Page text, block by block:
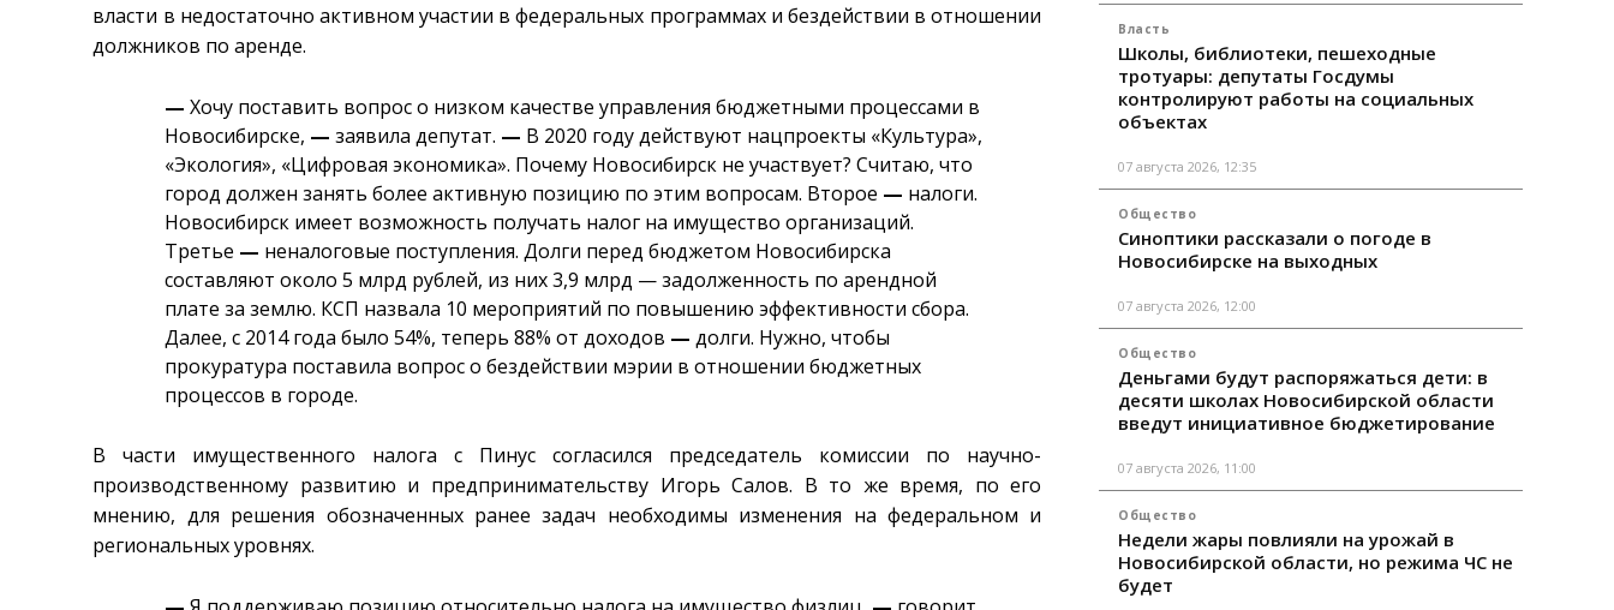
власти в недостаточно активном участии в федеральных программах и бездействии в отношении
должников по аренде.
— Хочу поставить вопрос о низком качестве управления бюджетными процессами в
Новосибирске, — заявила депутат. — В 2020 году действуют нацпроекты «Культура»,
«Экология», «Цифровая экономика». Почему Новосибирск не участвует? Считаю, что
город должен занять более активную позицию по этим вопросам. Второе — налоги.
Новосибирск имеет возможность получать налог на имущество организаций.
Третье — неналоговые поступления. Долги перед бюджетом Новосибирска
составляют около 5 млрд рублей, из них 3,9 млрд — задолженность по арендной
плате за землю. КСП назвала 10 мероприятий по повышению эффективности сбора.
Далее, с 2014 года было 54%, теперь 88% от доходов — долги. Нужно, чтобы
прокуратура поставила вопрос о бездействии мэрии в отношении бюджетных
процессов в городе.
В части имущественного налога с Пинус согласился председатель комиссии по научно-
производственному развитию и предпринимательству Игорь Салов. В то же время, по его
мнению, для решения обозначенных ранее задач необходимы изменения на федеральном и
региональных уровнях.
Власть
Школы, библиотеки, пешеходные
тротуары: депутаты Госдумы
контролируют работы на социальных
объектах
07 августа 2026, 12:35
Общество
Синоптики рассказали о погоде в
Новосибирске на выходных
07 августа 2026, 12:00
Общество
Деньгами будут распоряжаться дети: в
десяти школах Новосибирской области
введут инициативное бюджетирование
07 августа 2026, 11:00
Общество
Недели жары повлияли на урожай в
Новосибирской области, но режима ЧС не
будет